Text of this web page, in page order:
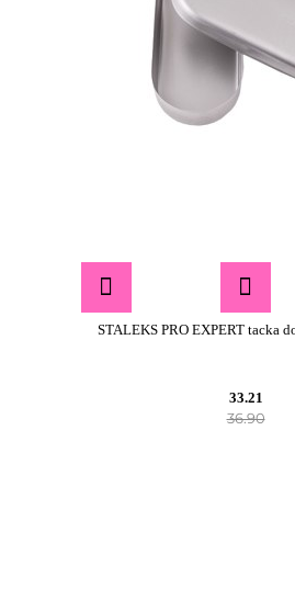
STALEKS PRO EXPERT tacka
33.21
36.90